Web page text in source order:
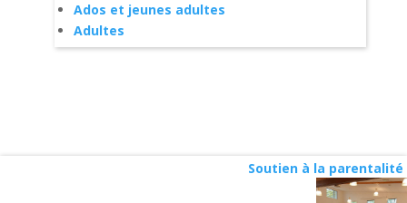
Ados et jeunes adultes
Adultes
Soutien à la parentalité